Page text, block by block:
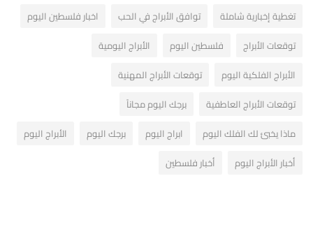
تغطية إخبارية شاملة
توافق الأبراج في الحب
اخبار فلسطين اليوم
توقعات الأبراج
فلسطين اليوم
الأبراج اليومية
الأبراج الفلكية اليوم
توقعات الأبراج المهنية
توقعات الأبراج العاطفية
برجك اليوم مجاناً
ماذا يخبئ لك الفلك اليوم
ابراج اليوم برجك اليوم
الأبراج اليوم
أخبار الأبراج اليوم
أخبار فلسطين